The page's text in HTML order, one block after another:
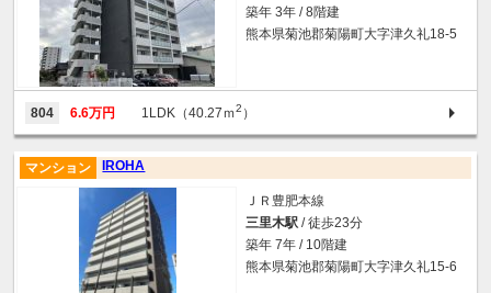
築年 3年 / 8階建
熊本県菊池郡菊陽町大字津久礼18-5
804 6.6万円 1LDK（40.27ｍ2 ）
IROHA
マンション
ＪＲ豊肥本線
三里木駅 / 徒歩23分
築年 7年 / 10階建
熊本県菊池郡菊陽町大字津久礼15-6